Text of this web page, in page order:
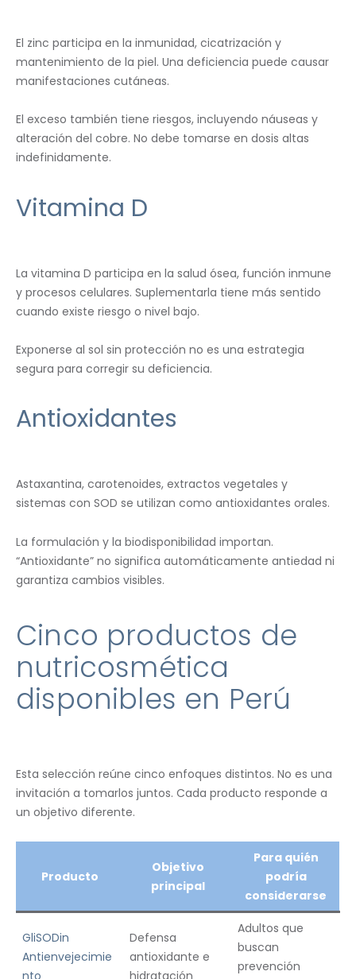
El zinc participa en la inmunidad, cicatrización y
mantenimiento de la piel. Una deficiencia puede causar
manifestaciones cutáneas.
El exceso también tiene riesgos, incluyendo náuseas y
alteración del cobre. No debe tomarse en dosis altas
indefinidamente.
Vitamina D
La vitamina D participa en la salud ósea, función inmune
y procesos celulares. Suplementarla tiene más sentido
cuando existe riesgo o nivel bajo.
Exponerse al sol sin protección no es una estrategia
segura para corregir su deficiencia.
Antioxidantes
Astaxantina, carotenoides, extractos vegetales y
sistemas con SOD se utilizan como antioxidantes orales.
La formulación y la biodisponibilidad importan.
“Antioxidante” no significa automáticamente antiedad ni
garantiza cambios visibles.
Cinco productos de
nutricosmética
disponibles en Perú
Esta selección reúne cinco enfoques distintos. No es una
invitación a tomarlos juntos. Cada producto responde a
un objetivo diferente.
Producto
Objetivo
principal
Para quién
podría
considerarse
GliSODin
Antienvejecimie
nto
Defensa
antioxidante e
hidratación
Adultos que
buscan
prevención